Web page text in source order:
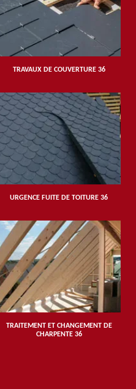
TRAVAUX DE COUVERTURE 36
URGENCE FUITE DE TOITURE 36
TRAITEMENT ET CHANGEMENT DE
CHARPENTE 36